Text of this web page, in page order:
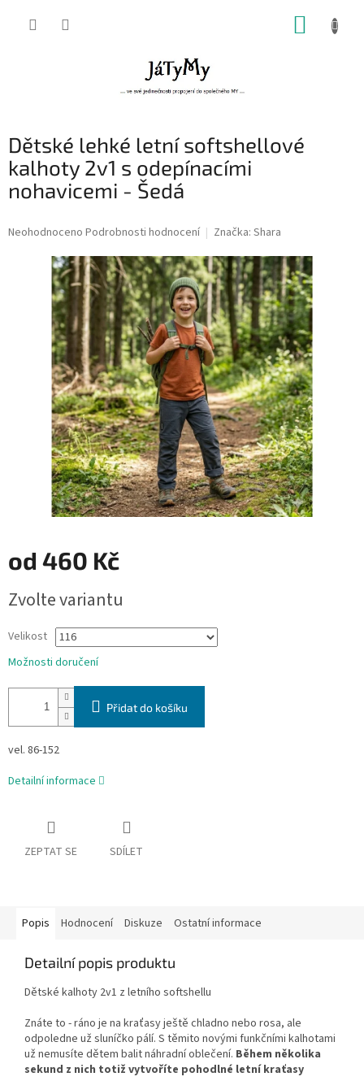
Dětské lehké letní softshellové
kalhoty 2v1 s odepínacími
nohavicemi - Šedá
Průměrné
produktu
hvězdiček.
Neohodnoceno Podrobnosti hodnocení Značka: Shara
od 460 Kč
cena:
Zvolte variantu
Velikost
Možnosti doručení
Přidat do košíku
vel. 86-152
Detailní informace
ZEPTAT SE SDÍLET
Popis Hodnocení Diskuze Ostatní informace
Detailní popis produktu
Dětské kalhoty 2v1 z letního softshellu
Znáte to - ráno je na kraťasy ještě chladno nebo rosa, ale
odpoledne už sluníčko pálí. S těmito novými funkčními kalhotami
už nemusíte dětem balit náhradní oblečení. Během několika
sekund z nich totiž vytvoříte pohodlné letní kraťasy